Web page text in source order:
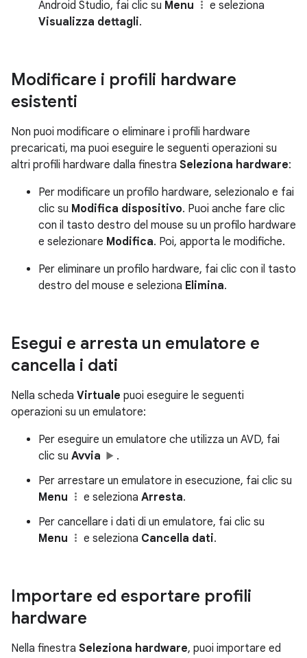
Android Studio, fai clic su Menu
e seleziona
Visualizza dettagli.
Modificare i profili hardware
esistenti
Non puoi modificare o eliminare i profili hardware
precaricati, ma puoi eseguire le seguenti operazioni su
altri profili hardware dalla finestra Seleziona hardware:
Per modificare un profilo hardware, selezionalo e fai
clic su Modifica dispositivo. Puoi anche fare clic
con il tasto destro del mouse su un profilo hardware
e selezionare Modifica. Poi, apporta le modifiche.
Per eliminare un profilo hardware, fai clic con il tasto
destro del mouse e seleziona Elimina.
Esegui e arresta un emulatore e
cancella i dati
Nella scheda Virtuale puoi eseguire le seguenti
operazioni su un emulatore:
Per eseguire un emulatore che utilizza un AVD, fai
clic su Avvia
.
Per arrestare un emulatore in esecuzione, fai clic su
Menu
e selezionaArresta.
Per cancellare i dati di un emulatore, fai clic su
Menu
e seleziona Cancella dati.
Importare ed esportare profili
hardware
Nella finestra Seleziona hardware, puoi importare ed